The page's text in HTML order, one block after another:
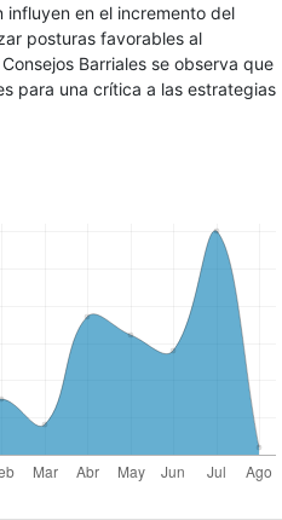
influyen en el incremento del
posturas favorables al
Barriales se observa que
para una crítica a las estrategias